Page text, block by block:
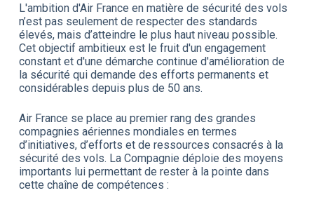
L'ambition d'Air France en matière de sécurité des vols
n’est pas seulement de respecter des standards
élevés, mais d’atteindre le plus haut niveau possible.
Cet objectif ambitieux est le fruit d'un engagement
constant et d'une démarche continue d'amélioration de
la sécurité qui demande des efforts permanents et
considérables depuis plus de 50 ans.
Air France se place au premier rang des grandes
compagnies aériennes mondiales en termes
d’initiatives, d’efforts et de ressources consacrés à la
sécurité des vols. La Compagnie déploie des moyens
importants lui permettant de rester à la pointe dans
cette chaîne de compétences :